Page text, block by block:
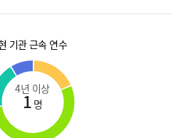
기관 근속 연수
4년 이상
1 명